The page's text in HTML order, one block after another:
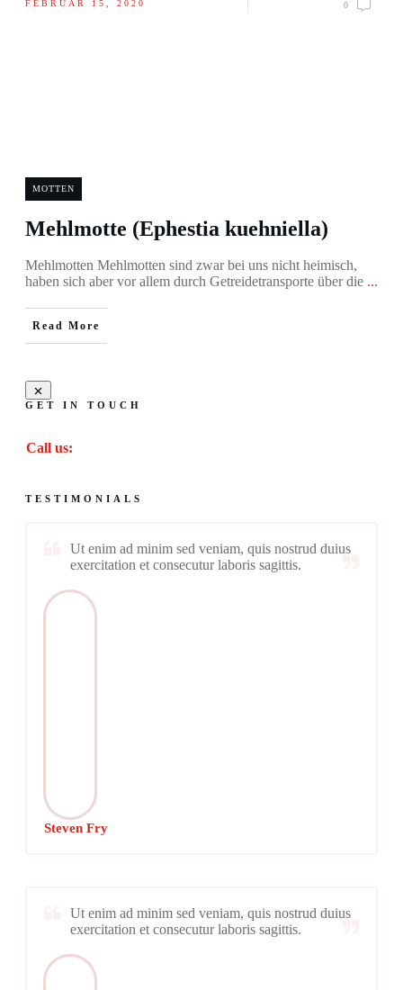
FEBRUAR 15, 2020 0
MOTTEN
Mehlmotte (Ephestia kuehniella)
Mehlmotten Mehlmotten sind zwar bei uns nicht heimisch,
haben sich aber vor allem durch Getreidetransporte über die ...
Read More
GET IN TOUCH
Call us:
TESTIMONIALS
Ut enim ad minim sed veniam, quis nostrud duius
exercitation et consecutur laboris sagittis.
Steven Fry
Ut enim ad minim sed veniam, quis nostrud duius
exercitation et consecutur laboris sagittis.